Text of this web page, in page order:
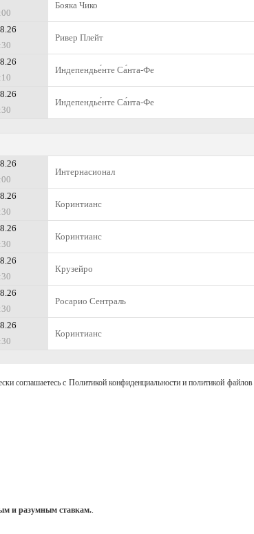
Бояка Чико
Ривер Плейт
Индепендье́нте Са́нта-Фе
Индепендье́нте Са́нта-Фе
Интернасионал
Коринтианс
Коринтианс
Крузейро
Росарио Сентраль
Коринтианс
соглашаетесь с Политикой конфиденциальности и политикой
и разумным ставкам..